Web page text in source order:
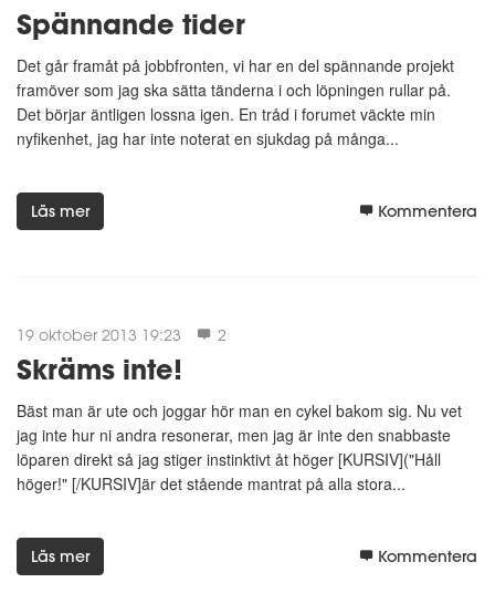
Spännande tider
Det går framåt på jobbfronten, vi har en del spännande projekt
framöver som jag ska sätta tänderna i och löpningen rullar på.
Det börjar äntligen lossna igen. En tråd i forumet väckte min
nyfikenhet, jag har inte noterat en sjukdag på många...
Läs mer Kommentera
19 oktober 2013 19:23 2
Skräms inte!
Bäst man är ute och joggar hör man en cykel bakom sig. Nu vet
jag inte hur ni andra resonerar, men jag är inte den snabbaste
löparen direkt så jag stiger instinktivt åt höger [KURSIV]("Håll
höger!" [/KURSIV]är det stående mantrat på alla stora...
Läs mer Kommentera